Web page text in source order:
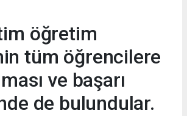
öğretim
tüm öğrencilere
ve başarı
de bulundular.